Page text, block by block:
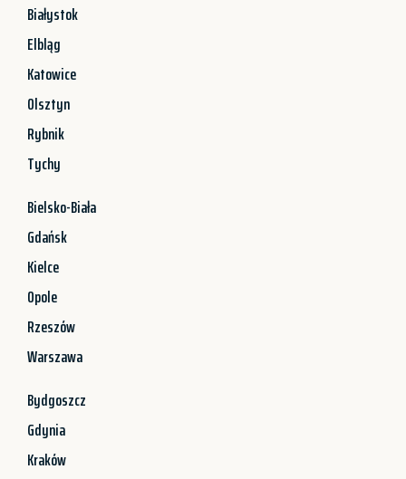
Białystok
Elbląg
Katowice
Olsztyn
Rybnik
Tychy
Bielsko-Biała
Gdańsk
Kielce
Opole
Rzeszów
Warszawa
Bydgoszcz
Gdynia
Kraków